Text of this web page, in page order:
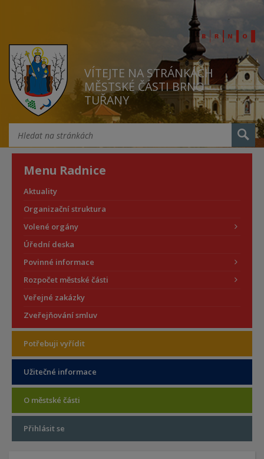
VÍTEJTE NA STRÁNKÁCH
MĚSTSKÉ ČÁSTI BRNO
TUŘANY
Menu Radnice
Aktuality
Organizační struktura
Volené orgány
Úřední deska
Povinné informace
Rozpočet městské části
Veřejné zakázky
Zveřejňování smluv
Potřebuji vyřídit
Užitečné informace
O městské části
Přihlásit se